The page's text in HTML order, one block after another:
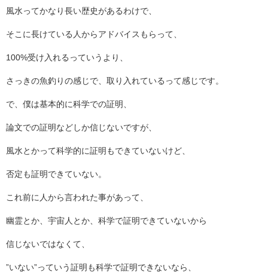
風水ってかなり長い歴史があるわけで、
そこに長けている人からアドバイスもらって、
100%受け入れるっていうより、
さっきの魚釣りの感じで、取り入れているって感じです。
で、僕は基本的に科学での証明、
論文での証明などしか信じないですが、
風水とかって科学的に証明もできていないけど、
否定も証明できていない。
これ前に人から言われた事があって、
幽霊とか、宇宙人とか、科学で証明できていないから
信じないではなくて、
”いない”っていう証明も科学で証明できないなら、